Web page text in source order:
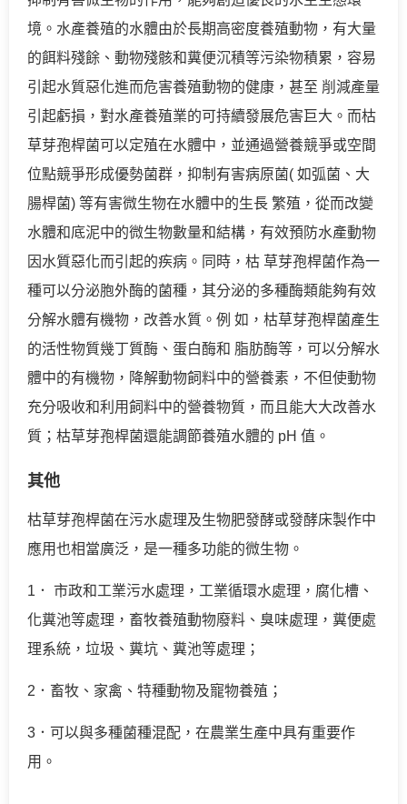
境。水產養殖的水體由於長期高密度養殖動物，有大量
的餌料殘餘、動物殘骸和糞便沉積等污染物積累，容易
引起水質惡化進而危害養殖動物的健康，甚至 削減產量
引起虧損，對水產養殖業的可持續發展危害巨大。而枯
草芽孢桿菌可以定殖在水體中，並通過營養競爭或空間
位點競爭形成優勢菌群，抑制有害病原菌( 如弧菌、大
腸桿菌) 等有害微生物在水體中的生長 繁殖，從而改變
水體和底泥中的微生物數量和結構，有效預防水產動物
因水質惡化而引起的疾病。同時，枯 草芽孢桿菌作為一
種可以分泌胞外酶的菌種，其分泌的多種酶類能夠有效
分解水體有機物，改善水質。例 如，枯草芽孢桿菌產生
的活性物質幾丁質酶、蛋白酶和 脂肪酶等，可以分解水
體中的有機物，降解動物飼料中的營養素，不但使動物
充分吸收和利用飼料中的營養物質，而且能大大改善水
質；枯草芽孢桿菌還能調節養殖水體的 pH 值。
其他
枯草芽孢桿菌在污水處理及生物肥發酵或發酵床製作中
應用也相當廣泛，是一種多功能的微生物。
1． 市政和工業污水處理，工業循環水處理，腐化槽、
化糞池等處理，畜牧養殖動物廢料、臭味處理，糞便處
理系統，垃圾、糞坑、糞池等處理；
2．畜牧、家禽、特種動物及寵物養殖；
3．可以與多種菌種混配，在農業生產中具有重要作
用。